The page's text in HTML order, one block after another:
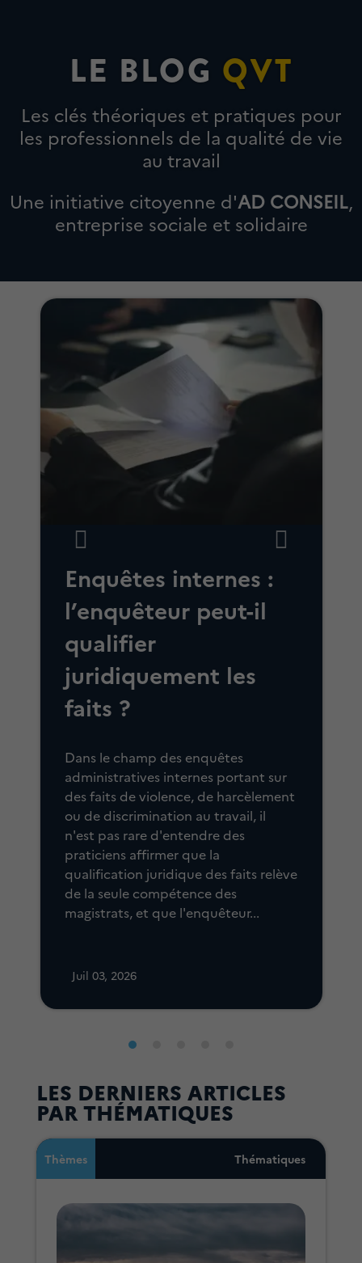
LE BLOG QVT
Les clés théoriques et pratiques pour
les professionnels de la qualité de vie
au travail
Une initiative citoyenne d'AD CONSEIL,
entreprise sociale et solidaire
Enquêtes internes :
l’enquêteur peut-il
qualifier
juridiquement les
faits ?
Dans le champ des enquêtes
administratives internes portant sur
des faits de violence, de harcèlement
ou de discrimination au travail, il
n'est pas rare d'entendre des
praticiens affirmer que la
qualification juridique des faits relève
de la seule compétence des
magistrats, et que l'enquêteur...
Juil 03, 2026
LES DERNIERS ARTICLES
PAR THÉMATIQUES
Thèmes Thématiques